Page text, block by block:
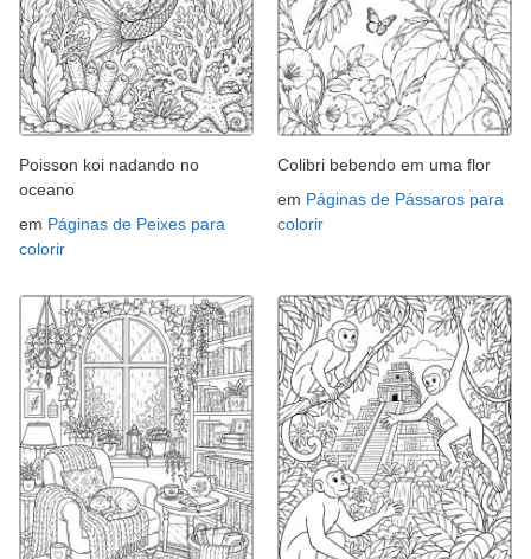
Poisson koi nadando no
oceano
em Páginas de Peixes para
colorir
Colibri bebendo em uma flor
em Páginas de Pássaros para
colorir